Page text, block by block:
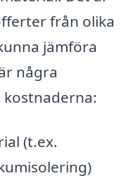
från olika
jämföra
några
(t.ex.